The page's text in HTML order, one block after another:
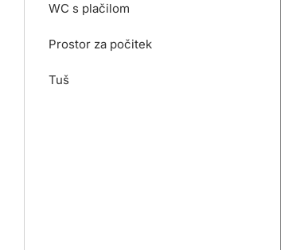
WC s plačilom
Prostor za počitek
Tuš